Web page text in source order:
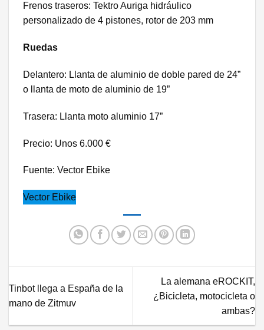
Frenos traseros: Tektro Auriga hidráulico
personalizado de 4 pistones, rotor de 203 mm
Ruedas
Delantero: Llanta de aluminio de doble pared de 24”
o llanta de moto de aluminio de 19”
Trasera: Llanta moto aluminio 17”
Precio: Unos 6.000 €
Fuente: Vector Ebike
Vector Ebike
Tinbot llega a España de la
mano de Zitmuv
La alemana eROCKIT,
¿Bicicleta, motocicleta o
ambas?